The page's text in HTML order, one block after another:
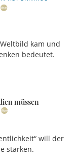
kam und
bedeutet.
müssen
will der
stärken.